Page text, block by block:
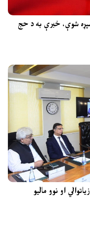
شوې، خبرې به د حج
لیوي کې د ۱۸ سلنې زیاتوالي او نوو مالیو